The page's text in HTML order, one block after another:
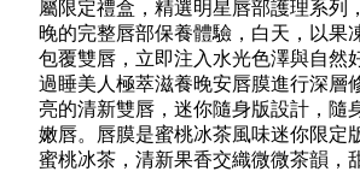
屬限定禮盒，精選明星唇部護理系列
晚的完整唇部保養體驗，白天，以果
包覆雙唇，立即注入水光色澤與自然
過睡美人極萃滋養晚安唇膜進行深層
亮的清新雙唇，迷你隨身版設計，隨
嫩唇。唇膜是蜜桃冰茶風味迷你限定
蜜桃冰茶，清新果香交織微微茶韻，